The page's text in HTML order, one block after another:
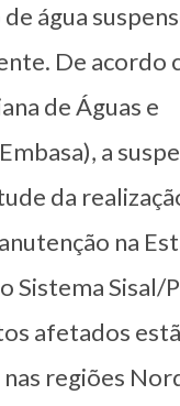
água
De acordo
de Águas e
a
da
na
Sistema Sisal/
afetados
regiões